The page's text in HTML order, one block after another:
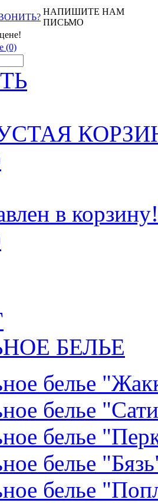
НАПИШИТЕ НАМ
ПИСЬМО
(0)
в корзину!
БЕЛЬЕ
белье
белье
белье
белье
белье